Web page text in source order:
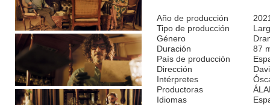
Año de producción
Tipo de producción
Género
Duración
87
País de producción
Dirección
Intérpretes
Productoras
Idiomas